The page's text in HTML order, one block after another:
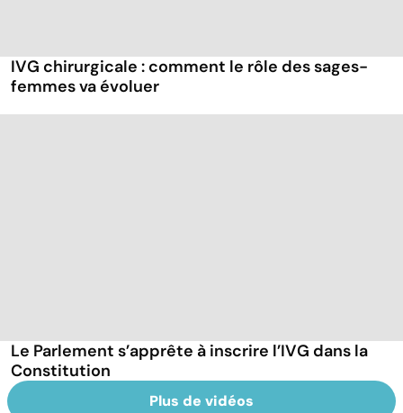
IVG chirurgicale : comment le rôle des sages-
femmes va évoluer
Le Parlement s’apprête à inscrire l’IVG dans la
Constitution
Plus de vidéos